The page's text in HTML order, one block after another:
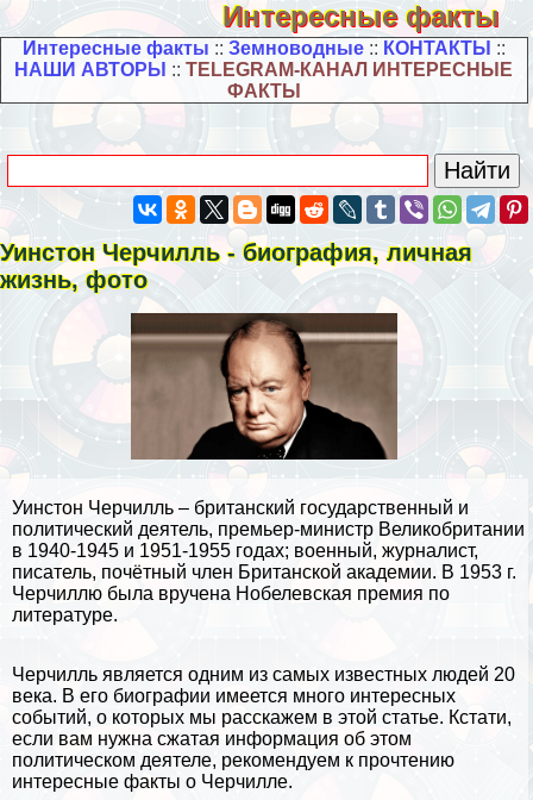
Интересные факты
Интересные факты :: Земноводные:: КОНТАКТЫ ::
НАШИ АВТОРЫ ::TELEGRAM-КАНАЛ ИНТЕРЕСНЫЕ
ФАКТЫ
Уинстон Черчилль - биография, личная
жизнь, фото
Уинстон Черчилль – британский государственный и
политический деятель, премьер-министр Великобритании
в 1940-1945 и 1951-1955 годах; военный, журналист,
писатель, почётный члeн Британской академии. В 1953 г.
Черчиллю была вручена Нобелевская премия по
литературе.
Черчилль является одним из самых известных людей 20
века. В его биографии имеется много интересных
событий, о которых мы расскажем в этой статье. Кстати,
если вам нужна сжатая информация об этом
политическом деятеле, рекомендуем к прочтению
интересные факты о Черчилле.